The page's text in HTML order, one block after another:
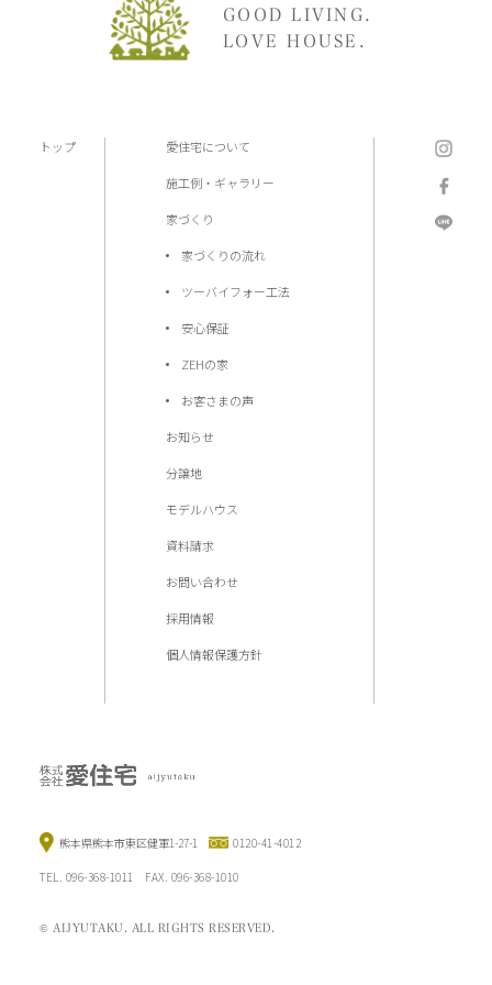
GOOD LIVING.
LOVE HOUSE.
トップ 愛住宅について
施工例・ギャラリー
家づくり
家づくりの流れ
ツーバイフォー工法
安心保証
ZEHの家
お客さまの声
お知らせ
分譲地
モデルハウス
資料請求
お問い合わせ
採用情報
個人情報保護方針
熊本県熊本市東区健軍1-27-1 0120-41-4012
TEL. 096-368-1011 FAX. 096-368-1010
© AIJYUTAKU. ALL RIGHTS RESERVED.